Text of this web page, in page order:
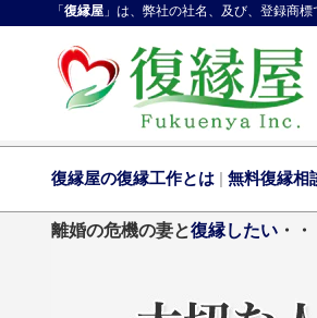
「 復縁屋 」は、弊社の社名、及び、登録商標
復縁屋の復縁工作とは | 無料復縁相
離婚の危機の妻と復縁したい ・・